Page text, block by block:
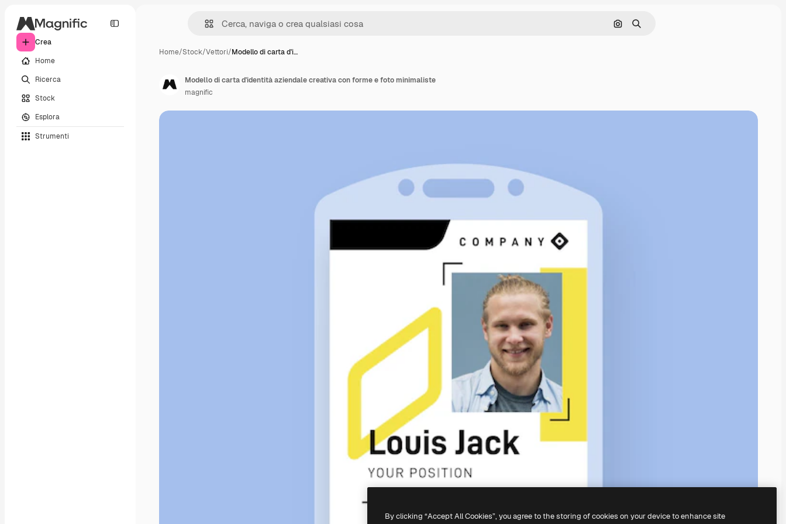
Crea
Home
Ricerca
Stock
Esplora
Strumenti
Cerca per immagine
Ricerca
Home/Stock/Vettori/Modello di carta d'i…
Modello di carta d'identità aziendale creativa con forme e foto minimaliste
magnific
By clicking “Accept All Cookies”, you agree to the storing of cookies on your device to enhance site